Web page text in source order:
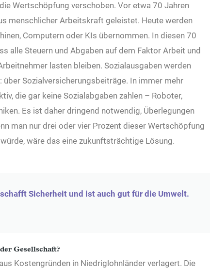
Wertschöpfung verschoben. Vor etwa 70 Jahren
menschlicher Arbeitskraft geleistet. Heute werden
Computern oder KIs übernommen. In diesen 70
alle Steuern und Abgaben auf dem Faktor Arbeit und
lasten bleiben. Sozialausgaben werden
Sozialversicherungsbeiträge. In immer mehr
die gar keine Sozialabgaben zahlen – Roboter,
Es ist daher dringend notwendig, Überlegungen
man nur drei oder vier Prozent dieser Wertschöpfung
wäre das eine zukunftsträchtige Lösung.
Sicherheit und ist auch gut für die Umwelt.
Gesellschaft?
Kostengründen in Niedriglohnländer verlagert. Die